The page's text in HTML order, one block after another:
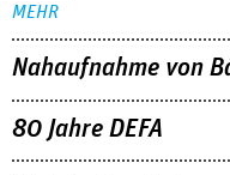
MEHR
Nahaufnahme von
80 Jahre DEFA